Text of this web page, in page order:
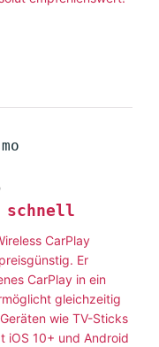
schnell
CarPlay
Er
CarPlay in ein
gleichzeitig
wie TV-Sticks
iOS 10+ und Android